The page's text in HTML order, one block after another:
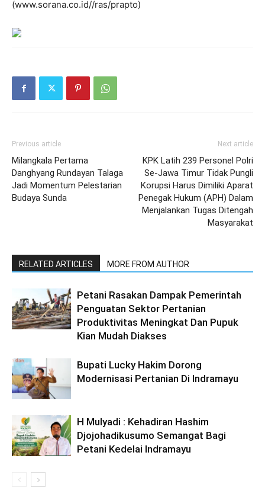
(www.sorana.co.id//ras/prapto)
Previous article
Milangkala Pertama
Danghyang Rundayan Talaga
Jadi Momentum Pelestarian
Budaya Sunda
Next article
KPK Latih 239 Personel Polri
Se-Jawa Timur Tidak Pungli
Korupsi Harus Dimiliki Aparat
Penegak Hukum (APH) Dalam
Menjalankan Tugas Ditengah
Masyarakat
RELATED ARTICLES MORE FROM AUTHOR
Petani Rasakan Dampak Pemerintah
Penguatan Sektor Pertanian
Produktivitas Meningkat Dan Pupuk
Kian Mudah Diakses
Bupati Lucky Hakim Dorong
Modernisasi Pertanian Di Indramayu
H Mulyadi : Kehadiran Hashim
Djojohadikusumo Semangat Bagi
Petani Kedelai Indramayu